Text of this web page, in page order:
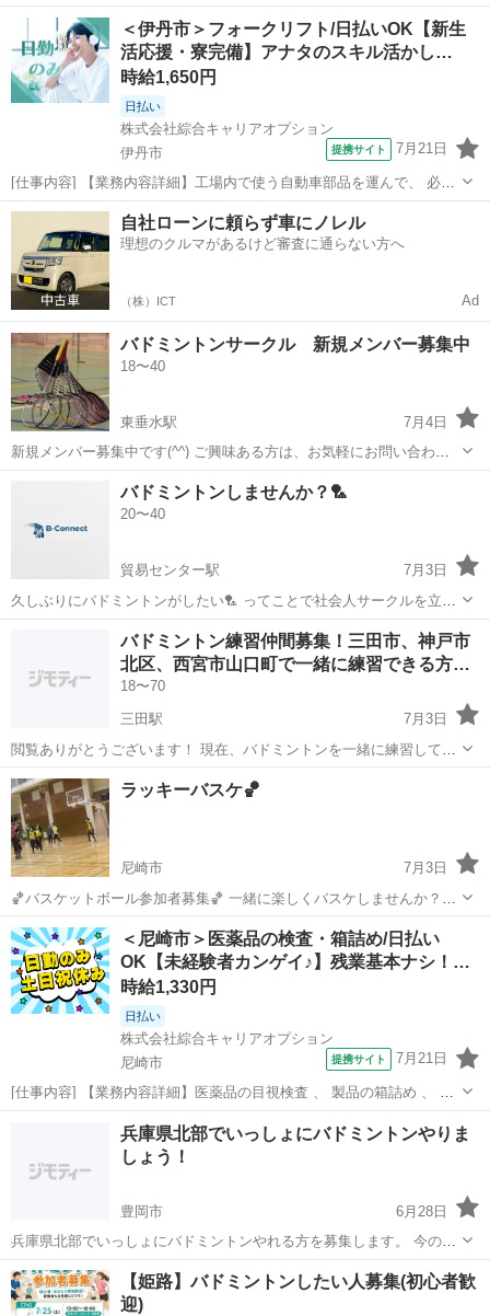
🧸ིྀ6日✨️🍒ྀིﾊﾞﾄﾞ交流試合のｲﾍﾞﾝﾄ🍒ྀི✨️ꕀ⋆୨୧ 予定しています✩⡱ 😊ど
なたでも✨️ご参加🏸𝕎𝕖𝕝𝕔𝕠𝕞𝕖...
兵庫 揖保郡 網干駅 バドミントン
＜伊丹市＞フォークリフト/日払いOK【新生
活応援・寮完備】アナタのスキル活かし…
時給1,650円
日払い
株式会社綜合キャリアオプション
伊丹市
提携サイト 7月21日
[仕事内容] 【業務内容詳細】工場内で使う自動車部品を運んで、 必要
な場所に届けるお仕事です。 (1)部品を受け取って、 所定の場所へ運
ぶ(2)ラインへ部品をのせる(3)空箱やパレットを片付ける【取扱製品情
報】自動車用ブレー...
兵庫 伊丹市 工場
自社ローンに頼らず車にノレル
理想のクルマがあるけど審査に通らない方へ
（株）ICT Ad
バドミントンサークル 新規メンバー募集中
18〜40
東垂水駅
7月4日
新規メンバー募集中です(^^) ご興味ある方は、お気軽にお問い合わせ
ください^ ^ 募集要件 ・ルール、約束を守れる方 ・バドミントン歴3年
以上、基礎打ち出来る方 基礎打ち:ドライブ、ドロップ、プッシュレ
シーブ、 ヘア...
東垂水駅 バドミントン サークル
バドミントンしませんか？🏸
20〜40
貿易センター駅
7月3日
久しぶりにバドミントンがしたい🏸 ってことで社会人サークルを立ち
上げました🎵 ガチガチの試合というより楽しくエンジョイで出来る方
なら未経験でも歓迎です☺️ ラケットも貸せますので言ってください🎵
場所:磯上体育館が主に ...
貿易センター駅 バドミントン 体育館
バドミントン練習仲間募集！三田市、神戸市
北区、西宮市山口町で一緒に練習できる方…
18〜70
三田駅
7月3日
閲覧ありがとうございます！ 現在、バドミントンを一緒に練習してい
ただけるメンバーを募集しています！ 練習内容は主に、手投げ→基礎
うち→パターン→試合 となっています！ 社会人になってから、バドミ
ントンを上達したいと思ってい...
兵庫 三田市 三田駅 バドミントン
ラッキーバスケ🏀
尼崎市
7月3日
🏀バスケットボール参加者募集🏀 一緒に楽しくバスケしませんか？😊
初心者・未経験者・初参加の方が多数なので、 「久しぶりにやる」
「ほぼ初めて」という方も安心して参加できます✨ 📅 日程 月に２，
３回 ...
兵庫 尼崎市 バドミントン 参加者募集
＜尼崎市＞医薬品の検査・箱詰め/日払い
OK【未経験者カンゲイ♪】残業基本ナシ！…
時給1,330円
日払い
株式会社綜合キャリアオプション
尼崎市
提携サイト 7月21日
[仕事内容] 【業務内容詳細】医薬品の目視検査 、 製品の箱詰め 、 資
材個箱の折り作業 、 外箱ケースの組立作業※男性の場合は重量物～
25kgの原料投入や運搬などの仕事あり【取扱製品情報】ビタミン剤、
鼻炎カプセル 。＋...
工場
兵庫県北部でいっしょにバドミントンやりま
しょう！
豊岡市
6月28日
兵庫県北部でいっしょにバドミントンやれる方を募集します。 今のと
ころ、毎週土曜の19:00～21:00か、20:00～22:00の枠でやろうと思っ
ています。 場所は豊岡市内の体育館です。 但馬地域の方や、京都府...
兵庫 豊岡市 バドミントン
【姫路】バドミントンしたい人募集(初心者歓
迎)